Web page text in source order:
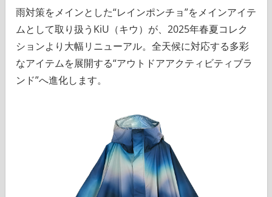
雨対策をメインとした“レインポンチョ”をメインアイテ
ムとして取り扱うKiU（キウ）が、2025年春夏コレク
ションより大幅リニューアル。全天候に対応する多彩
なアイテムを展開する“アウトドアアクティビティブラ
ンド”へ進化します。